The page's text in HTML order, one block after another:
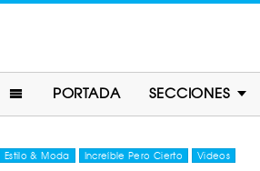
PORTADA SECCIONES
Estilo & Moda Increíble Pero Cierto Videos